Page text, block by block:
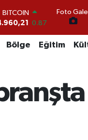
BITCOIN
0.87
0.18
ALTIN
0.03
Foto
Bölge Eğitim